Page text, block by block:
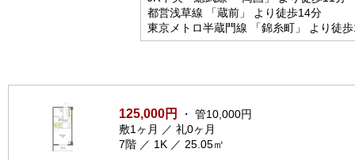
都営浅草線 「蔵前」 より徒歩14分
東京メトロ半蔵門線 「錦糸町」 より徒
125,000円
・ 管10,000円
敷1ヶ月 ／ 礼0ヶ月
7階 ／ 1K ／ 25.05㎡